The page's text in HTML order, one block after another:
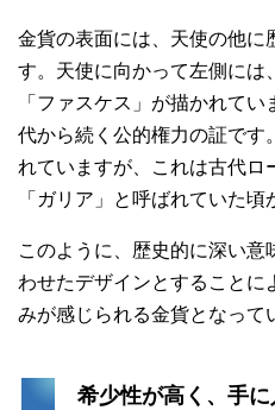
金貨の表面には、天使の他に
す。天使に向かって左側には
「ファスケス」が描かれて
代から続く公的権力の証です
れていますが、これは古代ロ
「ガリア」と呼ばれていた頃
このように、歴史的に深い
わせたデザインとすること
みが感じられる金貨となって
希少性が高く、手